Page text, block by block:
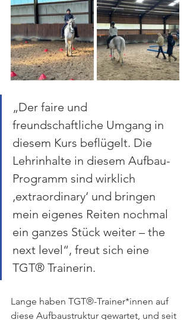
„Der faire und
freundschaftliche Umgang in
diesem Kurs beflügelt. Die
Lehrinhalte in diesem Aufbau-
Programm sind wirklich
‚extraordinary‘ und bringen
mein eigenes Reiten nochmal
ein ganzes Stück weiter – the
next level“, freut sich eine
TGT® Trainerin.
Lange haben TGT®-Trainer*innen auf
diese Aufbaustruktur gewartet, und seit